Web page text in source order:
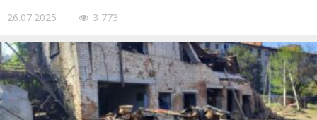
26.07.2025 3 773